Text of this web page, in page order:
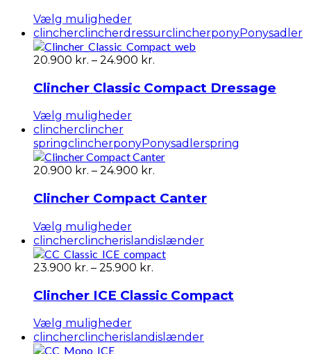
varesiden
Vælg mulighederDette
vare
har
flere
Mulighederne
kan
vælges
på
varesiden
clincherclincherdressurclincherponyPonysadler
20.900 kr. – 24.900 kr.
til
24.900 kr.
Clincher Classic Compact Dressage
Vælg mulighederDette
har
flere
varianter.
kan
vælges
varesiden
clincherclincher
springclincherponyPonysadlerspring
20.900 kr. – 24.900 kr.
til
Clincher Compact Canter
Vælg mulighederDette
vare
har
flere
Mulighederne
kan
vælges
på
varesiden
clincherclincherislandislænder
23.900 kr. – 25.900 kr.
til
25.900 kr.
Clincher ICE Classic Compact
Vælg mulighederDette
vare
clincherclincherislandislænder